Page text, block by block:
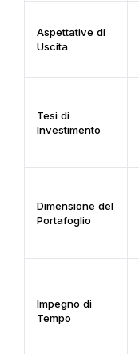
Aspettative di
Uscita
Tesi di
Investimento
Dimensione del
Portafoglio
Impegno di
Tempo